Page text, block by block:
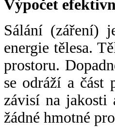
Výpočet
Sálání (záření)
energie tělesa.
prostoru.
se odráží a část
závisí na jakosti
žádné hmotné